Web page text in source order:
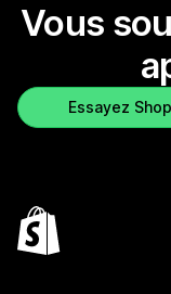
Vous
Essayez